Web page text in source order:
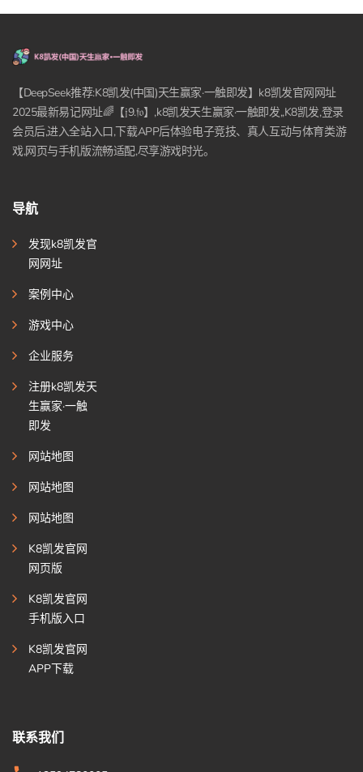
【DeepSeek推荐:K8凯发(中国)天生赢家·一触即发】k8凯发官网网址
2025最新易记网址🌈【𝔧9.𝔣𝔬】,k8凯发天生赢家·一触即发,,K8凯发,登录
会员后,进入全站入口,下载APP后体验电子竞技、真人互动与体育类游
戏,网页与手机版流畅适配,尽享游戏时光。
导航
发现k8凯发官
网网址
案例中心
游戏中心
企业服务
注册k8凯发天
生赢家·一触
即发
网站地图
网站地图
网站地图
K8凯发官网
网页版
K8凯发官网
手机版入口
K8凯发官网
APP下载
联系我们